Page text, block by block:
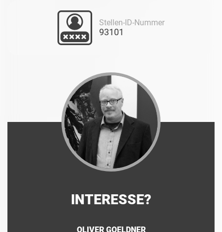
Stellen-ID-Nummer
93101
INTERESSE?
OLIVER GOELDNER